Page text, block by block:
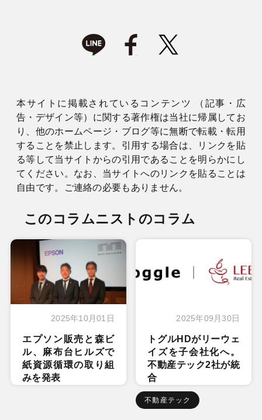
本サイトに掲載されているコンテンツ （記事・広
告・デザイン等）に関する著作権は当社に帰属してお
り、他のホームページ・ブログ等に無断で転載・転用
することを禁止します。引用する場合は、リンクを貼
る等して当サイトからの引用であることを明らかにし
てください。なお、当サイトへのリンクを貼ることは
自由です。ご連絡の必要もありません。
このコラムニストのコラム
2025年10月01日
エプソン販売と森ビ
ル、麻布台ヒルズで
紙資源循環の取り組
みを発表
2025年09月30日
トグルHDがリーウェ
イズを子会社化へ。
不動産テック2社が統
合
不動産テック